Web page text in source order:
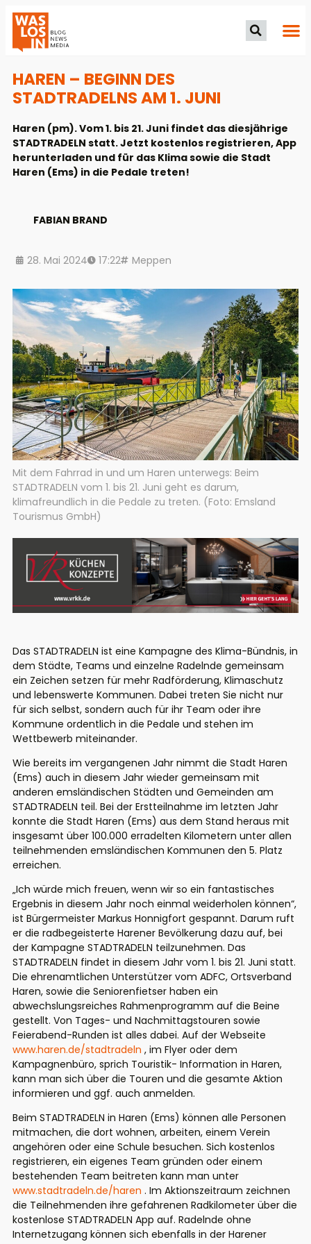
HAREN – BEGINN DES
STADTRADELNS AM 1. JUNI
Haren (pm). Vom 1. bis 21. Juni findet das diesjährige
STADTRADELN statt. Jetzt kostenlos registrieren, App
herunterladen und für das Klima sowie die Stadt
Haren (Ems) in die Pedale treten!
FABIAN BRAND
28. Mai 2024 17:22 Meppen
Mit dem Fahrrad in und um Haren unterwegs: Beim
STADTRADELN vom 1. bis 21. Juni geht es darum,
klimafreundlich in die Pedale zu treten. (Foto: Emsland
Tourismus GmbH)
Das STADTRADELN ist eine Kampagne des Klima-Bündnis, in
dem Städte, Teams und einzelne Radelnde gemeinsam
ein Zeichen setzen für mehr Radförderung, Klimaschutz
und lebenswerte Kommunen. Dabei treten Sie nicht nur
für sich selbst, sondern auch für ihr Team oder ihre
Kommune ordentlich in die Pedale und stehen im
Wettbewerb miteinander.
Wie bereits im vergangenen Jahr nimmt die Stadt Haren
(Ems) auch in diesem Jahr wieder gemeinsam mit
anderen emsländischen Städten und Gemeinden am
STADTRADELN teil. Bei der Erstteilnahme im letzten Jahr
konnte die Stadt Haren (Ems) aus dem Stand heraus mit
insgesamt über 100.000 erradelten Kilometern unter allen
teilnehmenden emsländischen Kommunen den 5. Platz
erreichen.
„Ich würde mich freuen, wenn wir so ein fantastisches
Ergebnis in diesem Jahr noch einmal weiderholen können“,
ist Bürgermeister Markus Honnigfort gespannt. Darum ruft
er die radbegeisterte Harener Bevölkerung dazu auf, bei
der Kampagne STADTRADELN teilzunehmen. Das
STADTRADELN findet in diesem Jahr vom 1. bis 21. Juni statt.
Die ehrenamtlichen Unterstützer vom ADFC, Ortsverband
Haren, sowie die Seniorenfietser haben ein
abwechslungsreiches Rahmenprogramm auf die Beine
gestellt. Von Tages- und Nachmittagstouren sowie
Feierabend-Runden ist alles dabei. Auf der Webseite
www.haren.de/stadtradeln , im Flyer oder dem
Kampagnenbüro, sprich Touristik- Information in Haren,
kann man sich über die Touren und die gesamte Aktion
informieren und ggf. auch anmelden.
Beim STADTRADELN in Haren (Ems) können alle Personen
mitmachen, die dort wohnen, arbeiten, einem Verein
angehören oder eine Schule besuchen. Sich kostenlos
registrieren, ein eigenes Team gründen oder einem
bestehenden Team beitreten kann man unter
www.stadtradeln.de/haren . Im Aktionszeitraum zeichnen
die Teilnehmenden ihre gefahrenen Radkilometer über die
kostenlose STADTRADELN App auf. Radelnde ohne
Internetzugang können sich ebenfalls in der Harener